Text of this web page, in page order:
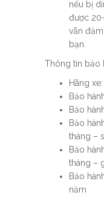
nếu bị
được
vẫn
bạn.
Thông tin bảo
Hãng
Bảo
Bảo
Bảo
tháng –
Bảo
tháng –
Bảo
năm